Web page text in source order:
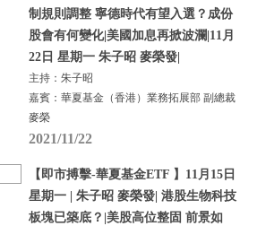
制規則調整 寧德時代有望入選？成份
股會有何變化|美國加息再掀波瀾|11月
22日 星期一 朱子昭 麥榮發|
主持：朱子昭
嘉賓：華夏基金（香港）業務拓展部 副總裁
麥榮
2021/11/22
【即市搏擊-華夏基金ETF 】11月15日
星期一 | 朱子昭 麥榮發| 港股生物科技
板塊已築底？|美股高位整固 前景如